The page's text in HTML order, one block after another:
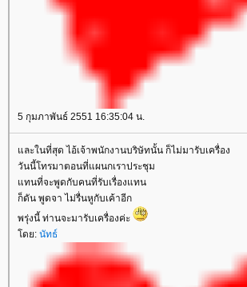
5 กุมภาพันธ์ 2551 16:35:04 น.
ละในที่สุด ไอ้เจ้าพนักงานบริษัทนั้น ก็ไม่มารับเครื่อง
วันนี้โทรมาตอนที่แผนกเราประชุม
ทนที่จะพูดกับคนที่รับเรื่องแทน
ก็ดัน พูดจา ไม่รื่นหูกับเค้าอีก
พรุ่งนี้ ท่านจะมารับเครื่องค่ะ
ดย: นัทธ์